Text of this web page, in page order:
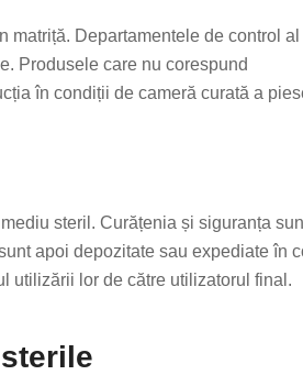
Departamentele de control al
Produsele care nu corespund
în condiții de cameră curată a
steril. Curățenia și siguranța
apoi depozitate sau expediate în
utilizării lor de către utilizatorul final.